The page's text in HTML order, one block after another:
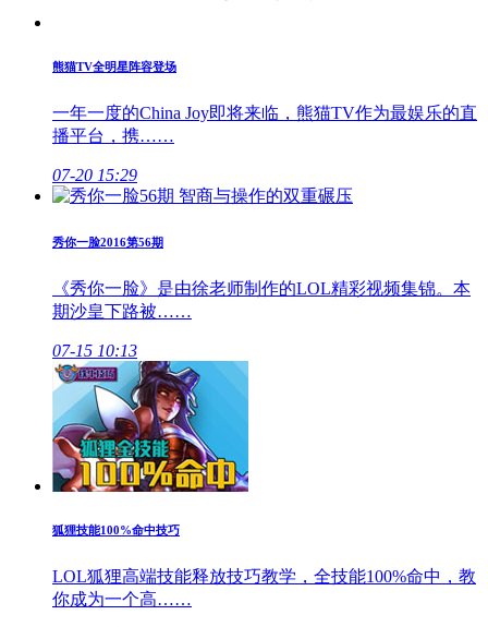
熊猫TV全明星阵容登场
一年一度的China Joy即将来临，熊猫TV作为最娱乐的直
播平台，携……
07-20 15:29
秀你一脸2016第56期
《秀你一脸》是由徐老师制作的LOL精彩视频集锦。本
期沙皇下路被……
07-15 10:13
狐狸技能100%命中技巧
LOL狐狸高端技能释放技巧教学，全技能100%命中，教
你成为一个高……